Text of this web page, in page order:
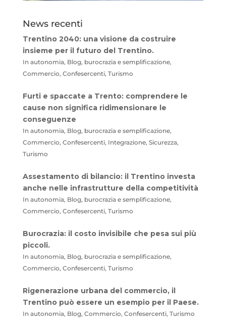
News recenti
Trentino 2040: una visione da costruire
insieme per il futuro del Trentino.
In autonomia, Blog, burocrazia e semplificazione,
Commercio, Confesercenti, Turismo
Furti e spaccate a Trento: comprendere le
cause non significa ridimensionare le
conseguenze
In autonomia, Blog, burocrazia e semplificazione,
Commercio, Confesercenti, Integrazione, Sicurezza,
Turismo
Assestamento di bilancio: il Trentino investa
anche nelle infrastrutture della competitività
In autonomia, Blog, burocrazia e semplificazione,
Commercio, Confesercenti, Turismo
Burocrazia: il costo invisibile che pesa sui più
piccoli.
In autonomia, Blog, burocrazia e semplificazione,
Commercio, Confesercenti, Turismo
Rigenerazione urbana del commercio, il
Trentino può essere un esempio per il Paese.
In autonomia, Blog, Commercio, Confesercenti, Turismo